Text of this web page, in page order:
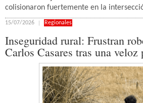
colisionaron fuertemente en la
15/07/2026 Regionales
Inseguridad rural: Frustran
Carlos Casares tras una veloz